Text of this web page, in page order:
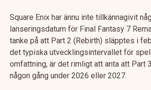
Square Enix har ännu inte tillkännagivit
lanseringsdatum för Final Fantasy 7
tanke på att Part 2 (Rebirth) släpptes i
det typiska utvecklingsintervallet för spel
omfattning, är det rimligt att anta att Part
någon gång under 2026 eller 2027.